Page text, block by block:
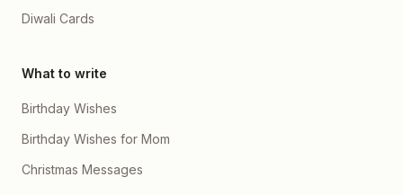
Diwali Cards
What to write
Birthday Wishes
Birthday Wishes for Mom
Christmas Messages